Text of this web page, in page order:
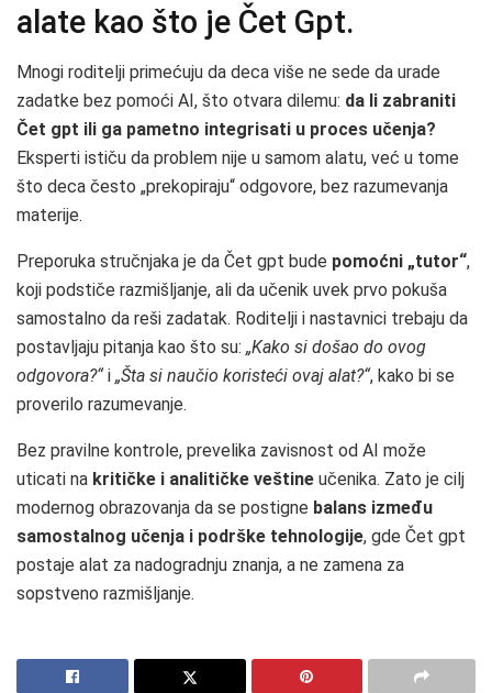
alate kao što je Čet Gpt.
Mnogi roditelji primećuju da deca više ne sede da urade
zadatke bez pomoći AI, što otvara dilemu: da li zabraniti
Čet gpt ili ga pametno integrisati u proces učenja?
Eksperti ističu da problem nije u samom alatu, već u tome
što deca često „prekopiraju“ odgovore, bez razumevanja
materije.
Preporuka stručnjaka je da Čet gpt bude pomoćni „tutor“,
koji podstiče razmišljanje, ali da učenik uvek prvo pokuša
samostalno da reši zadatak. Roditelji i nastavnici trebaju da
postavljaju pitanja kao što su: „Kako si došao do ovog
odgovora?“i „Šta si naučio koristeći ovaj alat?“, kako bi se
proverilo razumevanje.
Bez pravilne kontrole, prevelika zavisnost od AI može
uticati na kritičke i analitičke veštine učenika. Zato je cilj
modernog obrazovanja da se postigne balans između
samostalnog učenja i podrške tehnologije, gde Čet gpt
postaje alat za nadogradnju znanja, a ne zamena za
sopstveno razmišljanje.